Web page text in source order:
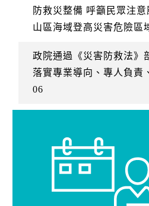
防救災整備 呼籲民眾注
山區海域登高災害危險區
政院通過《災害防救法》
落實專業導向、專人負責
06